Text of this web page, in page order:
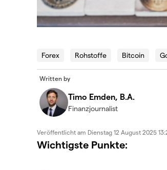
Forex Rohstoffe Bitcoin
Written by
Timo Emden, B.A.
Finanzjournalist
Veröffentlicht am Dienstag 12 August 2025
Wichtigste Punkte: